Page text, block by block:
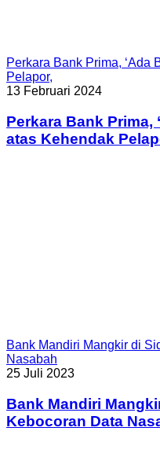
Perkara Bank Prima, ‘Ada
Pelapor,
13 Februari 2024
Perkara Bank Prima,
atas Kehendak
Bank Mandiri Mangkir di
Nasabah
25 Juli 2023
Bank Mandiri
Kebocoran Data